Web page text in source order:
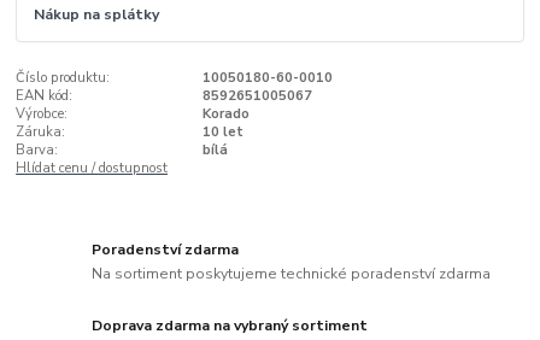
Nákup na splátky
Číslo produktu:
10050180-60-0010
EAN kód:
8592651005067
Výrobce:
Korado
Záruka:
10 let
Barva:
bílá
Hlídat cenu / dostupnost
Poradenství zdarma
Na sortiment poskytujeme technické poradenství zdarma
Doprava zdarma na vybraný sortiment